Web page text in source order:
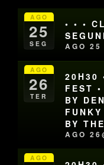
AGO
25
SEG
• • •
AGO 25
AGO
26
TER
20H30
FEST
BY
BY
AGO
AGO